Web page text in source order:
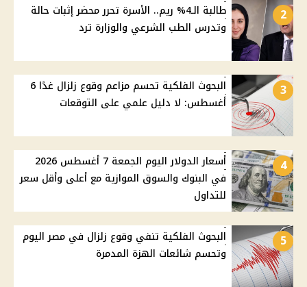
2
طالبة الـ4% ريم.. الأسرة تحرر محضر إثبات حالة
وتدرس الطب الشرعي والوزارة ترد
3
البحوث الفلكية تحسم مزاعم وقوع زلزال غدًا 6
أغسطس: لا دليل علمي على التوقعات
4
أسعار الدولار اليوم الجمعة 7 أغسطس 2026
في البنوك والسوق الموازية مع أعلى وأقل سعر
للتداول
5
البحوث الفلكية تنفي وقوع زلزال في مصر اليوم
وتحسم شائعات الهزة المدمرة